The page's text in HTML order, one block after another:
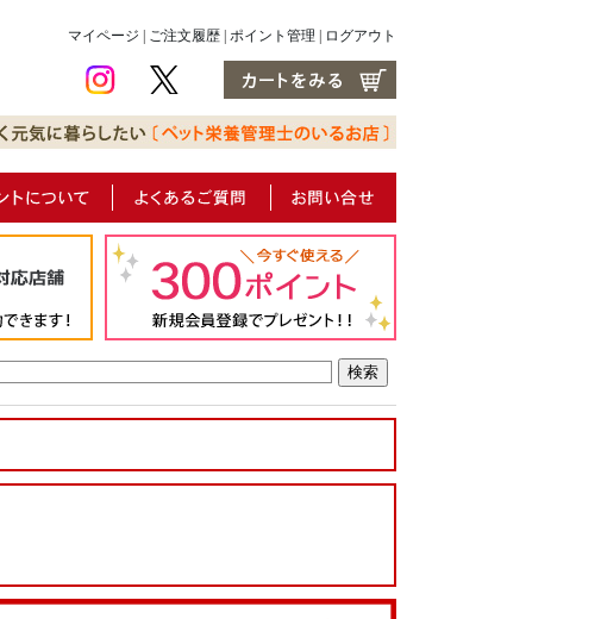
マイページ ご注文履歴 ポイント管理 ログアウト